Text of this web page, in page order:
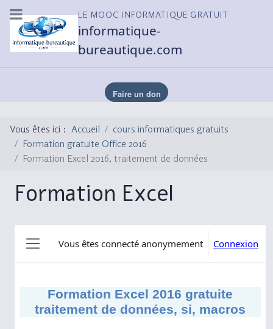
LE MOOC INFORMATIQUE GRATUIT
informatique-
bureautique.com
Vous êtes ici : Accueil
cours informatiques gratuits
Formation gratuite Office 2016
Formation Excel 2016, traitement de données
Formation Excel